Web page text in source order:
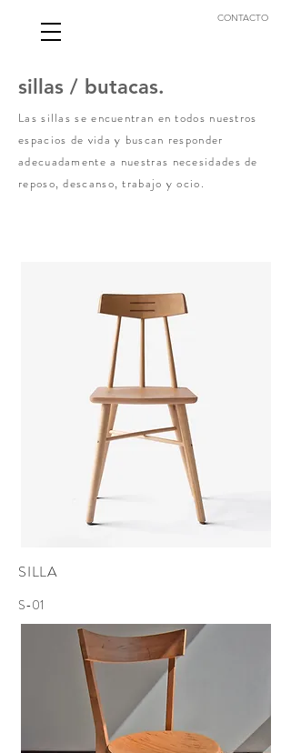
CONTACTO
sillas / butacas.
Las sillas se encuentran en todos nuestros
espacios de vida y buscan responder
adecuadamente a nuestras necesidades de
reposo, descanso, trabajo y ocio.
SILLA
S-01